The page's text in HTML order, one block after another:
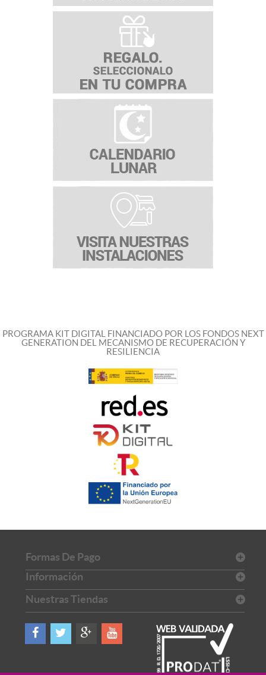
PROGRAMA KIT DIGITAL FINANCIADO POR LOS FONDOS NEXT
GENERATION DEL MECANISMO DE RECUPERACIÓN Y
RESILIENCIA
Formas De Pago
Información
Nuestras Tiendas